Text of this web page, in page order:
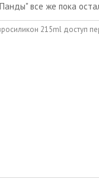
все же пока
215ml доступ